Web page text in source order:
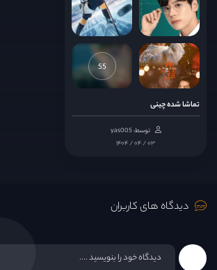
55
تماشا شده چینی
توسط: yas005
۱۴۰۴ / ۰۴ / ۰۳
دیدگاه های کاربران